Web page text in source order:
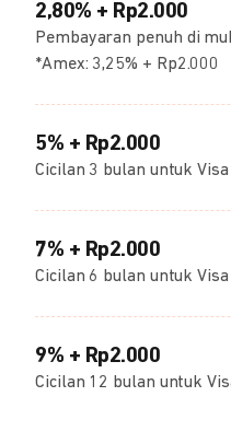
2,80% + Rp2.000
Pembayaran penuh di
*Amex: 3,25% + Rp2.000
5% + Rp2.000
Cicilan 3 bulan untuk
7% + Rp2.000
Cicilan 6 bulan untuk
9% + Rp2.000
Cicilan 12 bulan untuk